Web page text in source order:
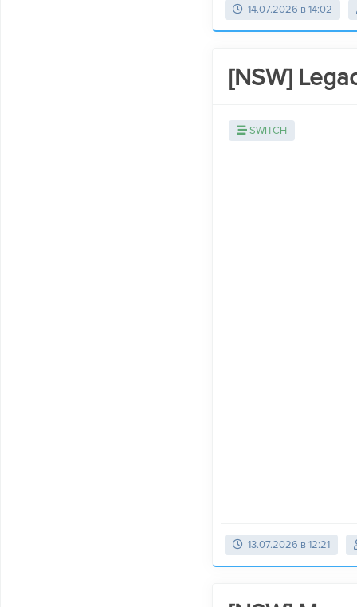
14.07.2026 в 14:02
[NSW]
SWITCH
13.07.2026 в 12:21